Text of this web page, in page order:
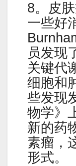
8。皮
一些好
员发现
关键代
细胞和
些发现
物学》
新的药
素瘤，
形式。